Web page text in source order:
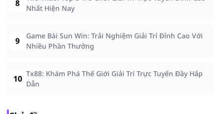
8
Nhất Hiện Nay
9
Game Bài Sun Win: Trải Nghiệm Giải Trí Đỉnh Cao Với
Nhiều Phần Thưởng
10 Tx88: Khám Phá Thế Giới Giải Trí Trực Tuyến Đầy Hấp
Dẫn